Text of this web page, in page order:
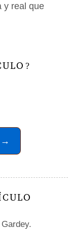
y real que
?
→